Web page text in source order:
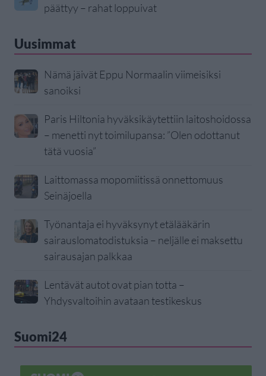
päättyy – rahat loppuivat
Uusimmat
Nämä jäivät Eppu Normaalin viimeisiksi
sanoiksi
Paris Hiltonia hyväksikäytettiin laitoshoidossa
– menetti nyt toimilupansa: ”Olen odottanut
tätä vuosia”
Laittomassa mopomiitissä onnettomuus
Seinäjoella
Työnantaja ei hyväksynyt etälääkärin
sairauslomatodistuksia – neljälle ei maksettu
sairausajan palkkaa
Lentävät autot ovat pian totta –
Yhdysvaltoihin avataan testikeskus
Suomi24